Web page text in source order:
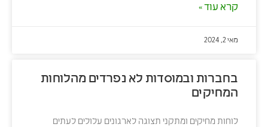
קרא עוד »
מאי 2, 2024
בחברות ובמוסדות לא נפרדים מהלוחות
המחיקים
לוחות מחיקים ומתקני תצוגה לארגונים עלולים לעתים